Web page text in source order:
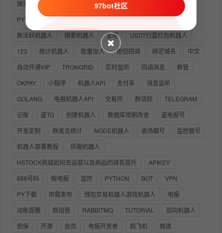
抽奖
能量机器人
PYTHON下载
四方支付 多功能
记账机器人
群活跃机器人
搜索机器人 宝塔
USDT扫雷红包机器人
123
统计机器人 批量加人 按钮回调 绑定域名
中文
自动开通VIP
TRONGRID 实时监听 回调消息
群管
OKPAY
小程序 机器人API 支付系
消息监听
GOLANG
电报机器人API 交易所 群活跃
TELEGRAM
记账
盗TG 创建机器人 数据库增删改查
盗电报号
开发定制
群发言统计 NODE机器人 波场靓号
监控靓号
机器人部署教程
供需机器人
HSTOCK商城如何去运营以及商品的排名提升
APIKEY
888号码
假电报 监控 PYTHON BOT
VPN
PY下载
供需发布 钱包交易机器人游戏机器人
电报
动账提醒
群组管 RABBITMQ TUTORIAL
双向机器人
担保
开源 会员 电报开发者 假飞机 频道
97bot社区